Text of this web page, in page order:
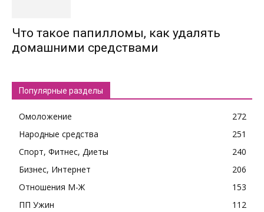
Что такое папилломы, как удалять
домашними средствами
Популярные разделы
Омоложение
272
Народные средства
251
Спорт, Фитнес, Диеты
240
Бизнес, Интернет
206
Отношения М-Ж
153
ПП Ужин
112